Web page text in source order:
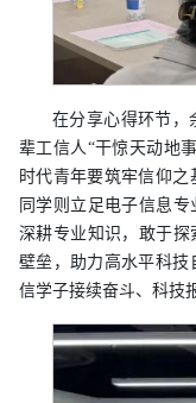
在分享心得环节，
辈工信人“干惊天动地
时代青年要筑牢信仰
同学则立足电子信息专
深耕专业知识，敢于探
壁垒，助力高水平科
信学子接续奋斗、科技